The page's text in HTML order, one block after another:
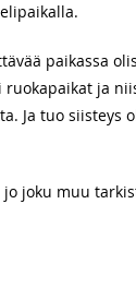
paikassa
ja
Ja tuo siisteys
jo joku muu